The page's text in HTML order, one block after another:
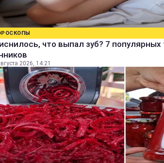
что выпал зуб? 7 популярных
2026, 14:21